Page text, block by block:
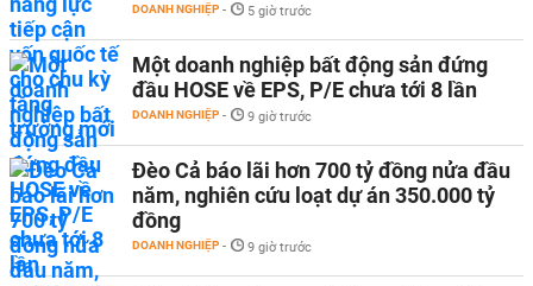
DOANH NGHIỆP - 5 giờ trước
Một doanh nghiệp bất động sản đứng
đầu HOSE về EPS, P/E chưa tới 8 lần
DOANH NGHIỆP - 9 giờ trước
Đèo Cả báo lãi hơn 700 tỷ đồng nửa đầu
năm, nghiên cứu loạt dự án 350.000 tỷ
đồng
DOANH NGHIỆP - 9 giờ trước